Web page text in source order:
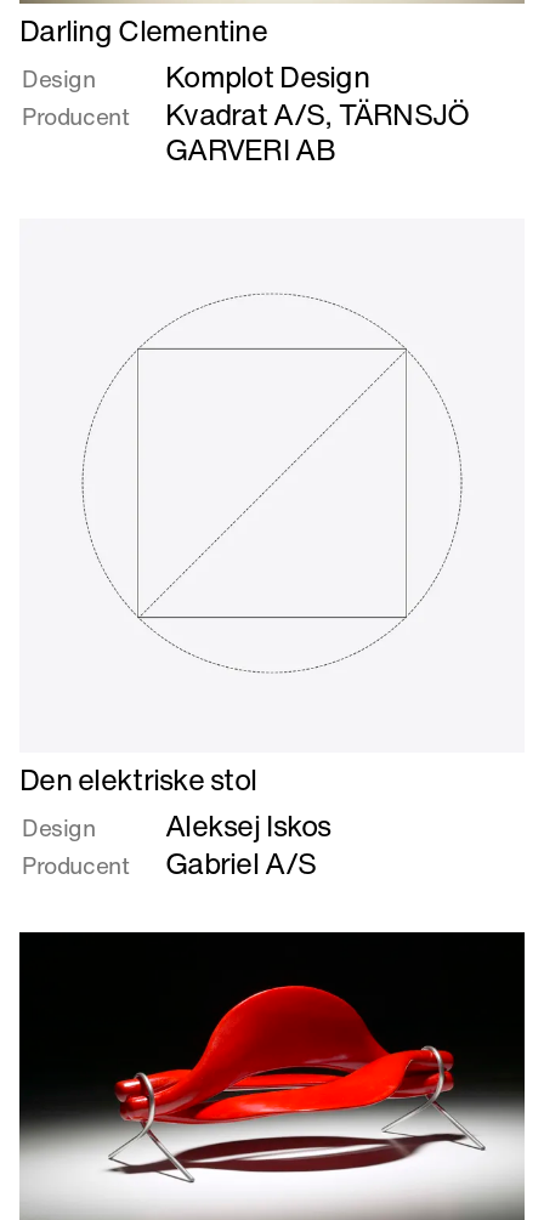
Læs
mere
om
Darling
Clementine
Darling Clementine
Design Komplot Design
Producent Kvadrat A/S,TÄRNSJÖ
GARVERI AB
Læs
mere
om
Den
elektriske
Den elektriske stol
Design Aleksej Iskos
Producent Gabriel A/S